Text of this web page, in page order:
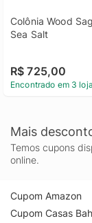
Colônia Wood
Sea Salt
R$ 725,00
Encontrado em 3
Mais
Temos cupons
online.
Cupom Amazon
Cupom Casas